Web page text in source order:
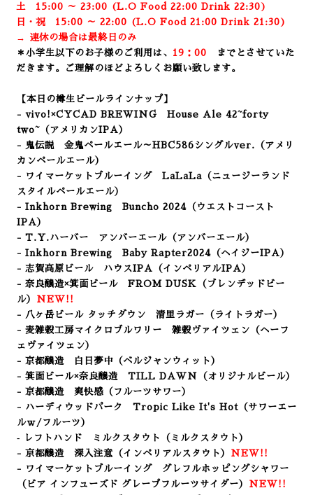
土 15:00 ～ 23:00 (L.O Food 22:00 Drink 22:30)
日・祝 15:00 ～ 22:00 (L.O Food 21:00 Drink 21:30)
→ 連休の場合は最終日のみ
＊小学生以下のお子様のご利用は、 19：00
までとさせていた
だきます。ご理解のほどよろしくお願い致します。
【本日の樽生ビールラインナップ】
- vivo!×CYCAD BREWING House Ale 42~forty
two~（アメリカンIPA）
- 鬼伝説 金鬼ペールエール～HBC586シングルver.（アメリ
カンペールエール）
- ワイマーケットブルーイング LaLaLa （ニュージーランド
スタイルペールエール）
- Inkhorn Brewing Buncho 2024 （ウエストコースト
IPA）
- T.Y.ハーバー アンバーエール（アンバーエール）
- Inkhorn Brewing Baby Rapter2024 （ヘイジーIPA）
- 志賀高原ビール ハウスIPA（インペリアルIPA）
- 奈良醸造×箕面ビール FROM DUSK（ブレンデッドビー
ル） NEW!!
- 八ヶ岳ビール タッチダウン 清里ラガー（ライトラガー）
- 麦雑穀工房マイクロブルワリー 雑穀ヴァイツェン（ヘーフ
ェヴァイツェン）
- 京都醸造 白日夢中（ ベルジャンウィット）
- 箕面ビール×奈良醸造 TILL DAWN（オリジナルビール）
- 京都醸造 爽快感 （フルーツサワー）
- ハーディウッドパーク Tropic Like It's Hot（サワーエー
ルｗ/フルーツ）
‐ レフトハンド ミルクスタウト（ミルクスタウト）
- 京都醸造 深入注意（インペリアルスタウト） NEW!!
- ワイマーケットブルーイング グレフルホッピングシャワー
（ビア インフューズド グレープフルーツサイダー） NEW!!